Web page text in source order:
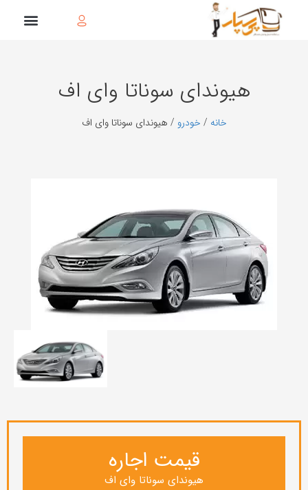
هیوندای سوناتا وای اف
خانه / خودرو / هیوندای سوناتا وای اف
قیمت اجاره
هیوندای سوناتا وای اف